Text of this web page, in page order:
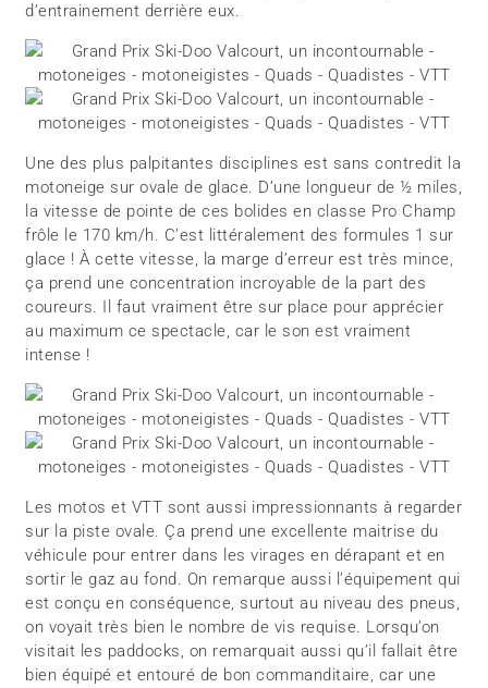
d’entrainement derrière eux.
Une des plus palpitantes disciplines est sans contredit la
motoneige sur ovale de glace. D’une longueur de ½ miles,
la vitesse de pointe de ces bolides en classe Pro Champ
frôle le 170 km/h. C’est littéralement des formules 1 sur
glace ! À cette vitesse, la marge d’erreur est très mince,
ça prend une concentration incroyable de la part des
coureurs. Il faut vraiment être sur place pour apprécier
au maximum ce spectacle, car le son est vraiment
intense !
Les motos et VTT sont aussi impressionnants à regarder
sur la piste ovale. Ça prend une excellente maitrise du
véhicule pour entrer dans les virages en dérapant et en
sortir le gaz au fond. On remarque aussi l’équipement qui
est conçu en conséquence, surtout au niveau des pneus,
on voyait très bien le nombre de vis requise. Lorsqu’on
visitait les paddocks, on remarquait aussi qu’il fallait être
bien équipé et entouré de bon commanditaire, car une